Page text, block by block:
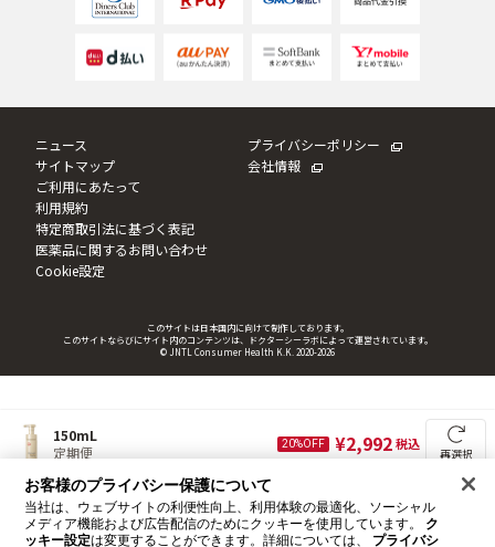
150mL
定期便
20%OFF 2,992 再選択
数量
カートに入れる お気に入り
ニュース
サイトマップ
ご利用にあたって
利用規約
特定商取引法に基づく表記
医薬品に関するお問い合わせ
Cookie設定
プライバシーポリシー
会社情報
このサイトは日本国内に向けて制作しております。
このサイトならびにサイト内のコンテンツは、ドクターシーラボによって運営されています。
© JNTL Consumer Health K.K. 2020-2026
お客様のプライバシー保護について
当社は、ウェブサイトの利便性向上、利用体験の最適化、ソーシャル
メディア機能および広告配信のためにクッキーを使用しています。
ク
ッキー設定は変更することができます。詳細については、 プライバシ